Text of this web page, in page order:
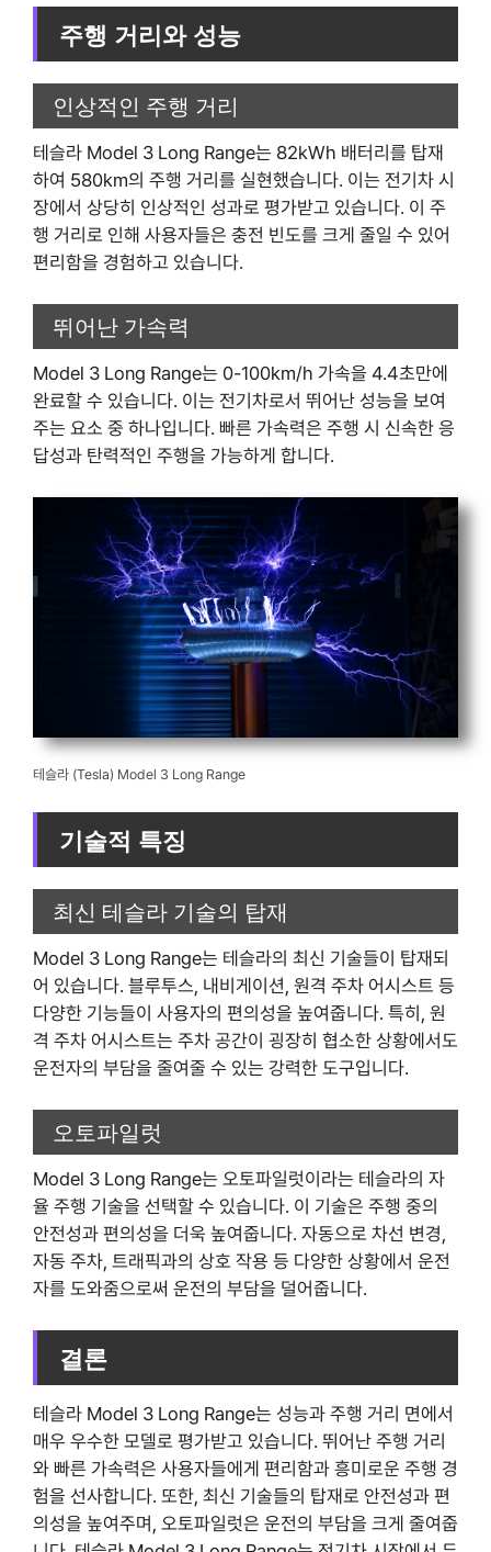
주행 거리와 성능
인상적인 주행 거리
테슬라 Model 3 Long Range는 82kWh 배터리를 탑재
하여 580km의 주행 거리를 실현했습니다. 이는 전기차 시
장에서 상당히 인상적인 성과로 평가받고 있습니다. 이 주
행 거리로 인해 사용자들은 충전 빈도를 크게 줄일 수 있어
편리함을 경험하고 있습니다.
뛰어난 가속력
Model 3 Long Range는 0-100km/h 가속을 4.4초만에
완료할 수 있습니다. 이는 전기차로서 뛰어난 성능을 보여
주는 요소 중 하나입니다. 빠른 가속력은 주행 시 신속한 응
답성과 탄력적인 주행을 가능하게 합니다.
테슬라 (Tesla) Model 3 Long Range
기술적 특징
최신 테슬라 기술의 탑재
Model 3 Long Range는 테슬라의 최신 기술들이 탑재되
어 있습니다. 블루투스, 내비게이션, 원격 주차 어시스트 등
다양한 기능들이 사용자의 편의성을 높여줍니다. 특히, 원
격 주차 어시스트는 주차 공간이 굉장히 협소한 상황에서도
운전자의 부담을 줄여줄 수 있는 강력한 도구입니다.
오토파일럿
Model 3 Long Range는 오토파일럿이라는 테슬라의 자
율 주행 기술을 선택할 수 있습니다. 이 기술은 주행 중의
안전성과 편의성을 더욱 높여줍니다. 자동으로 차선 변경,
자동 주차, 트래픽과의 상호 작용 등 다양한 상황에서 운전
자를 도와줌으로써 운전의 부담을 덜어줍니다.
결론
테슬라 Model 3 Long Range는 성능과 주행 거리 면에서
매우 우수한 모델로 평가받고 있습니다. 뛰어난 주행 거리
와 빠른 가속력은 사용자들에게 편리함과 흥미로운 주행 경
험을 선사합니다. 또한, 최신 기술들의 탑재로 안전성과 편
의성을 높여주며, 오토파일럿은 운전의 부담을 크게 줄여줍